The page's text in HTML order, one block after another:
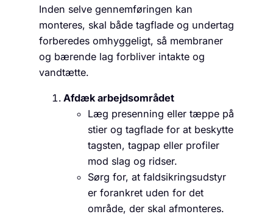
Inden selve gennemføringen kan
monteres, skal både tagflade og undertag
forberedes omhyggeligt, så membraner
og bærende lag forbliver intakte og
vandtætte.
Afdæk arbejdsområdet
Læg presenning eller tæppe på
stier og tagflade for at beskytte
tagsten, tagpap eller profiler
mod slag og ridser.
Sørg for, at faldsikringsudstyr
er forankret uden for det
område, der skal afmonteres.